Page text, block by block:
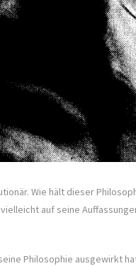
Wie hält dieser
auf seine
Philosophie ausgewirkt